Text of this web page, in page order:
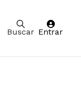
Buscar Entrar